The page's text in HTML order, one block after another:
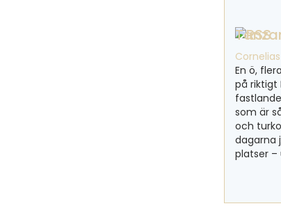
En ö,
på riktigt
som är
och
dagarna
platser –